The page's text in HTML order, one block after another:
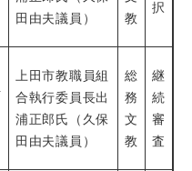
田由夫議員）
教
択
上田市教職員組
合執行委員長出
浦正郎氏（久保
田由夫議員）
総
務
文
教
継
続
審
査